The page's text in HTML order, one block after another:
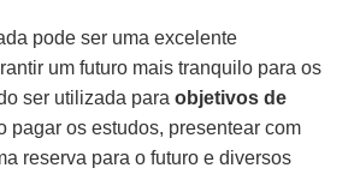
pode ser uma excelente
um futuro mais tranquilo para os
ser utilizada paraobjetivos de
pagar os estudos, presentear com
reserva para o futuro e diversos